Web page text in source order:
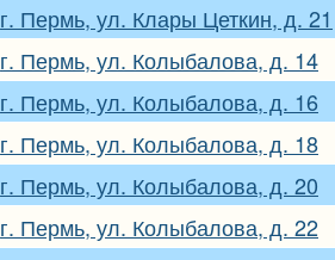
г. Пермь, ул. Клары Цеткин, д. 21
г. Пермь, ул. Колыбалова, д. 14
г. Пермь, ул. Колыбалова, д. 16
г. Пермь, ул. Колыбалова, д. 18
г. Пермь, ул. Колыбалова, д. 20
г. Пермь, ул. Колыбалова, д. 22